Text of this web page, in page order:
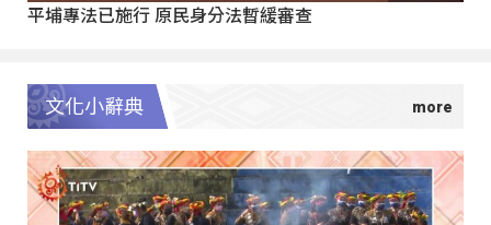
平埔專法已施行 原民身分法暫緩審查
文化小辭典